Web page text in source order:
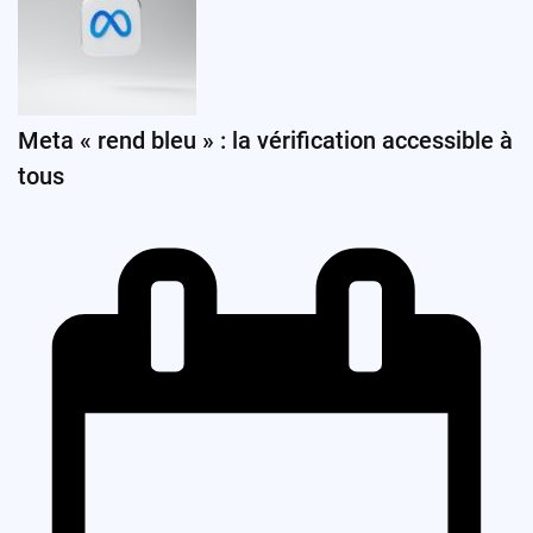
Meta « rend bleu » : la vérification accessible à
tous